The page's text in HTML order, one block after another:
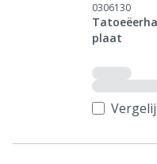
0306130
plaat